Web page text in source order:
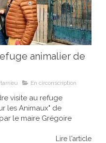
animalier de
En circonscription
visite au refuge
les Animaux" de
le maire Grégoire
Lire l'article